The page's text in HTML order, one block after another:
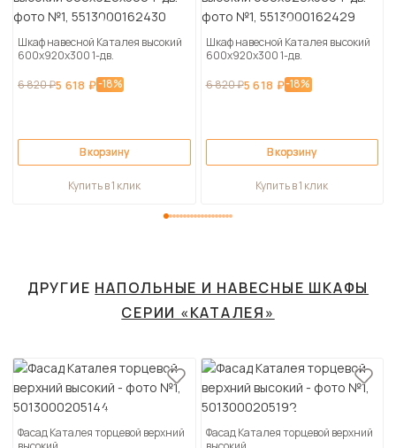
Шкаф навесной Каталея высокий
600х920х300 1-дв.
6 820 ₽5 618 ₽-18%
В корзину
Купить в 1 клик
Шкаф навесной Каталея высокий
600х920х300 1-дв.
6 820 ₽5 618 ₽-18%
В корзину
Купить в 1 клик
ДРУГИЕ НАПОЛЬНЫЕ И НАВЕСНЫЕ ШКАФЫ
СЕРИИ «КАТАЛЕЯ»
Фасад Каталея торцевой верхний
Фасад Каталея торцевой верхний